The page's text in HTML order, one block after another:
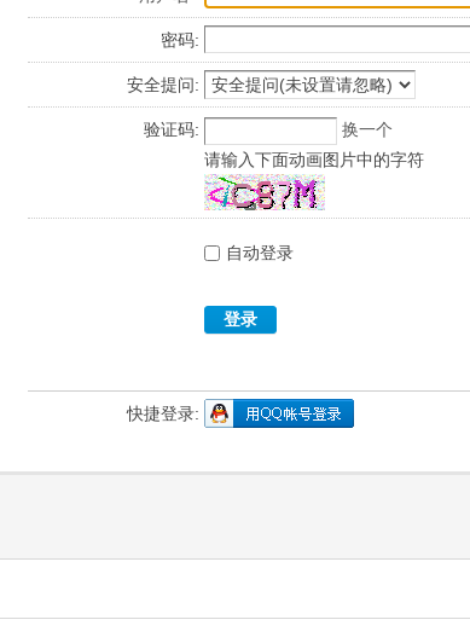
密码:
安全提问:
验证码:
换一个
请输入下面动画图片中的字符
自动登录
登录
快捷登录: